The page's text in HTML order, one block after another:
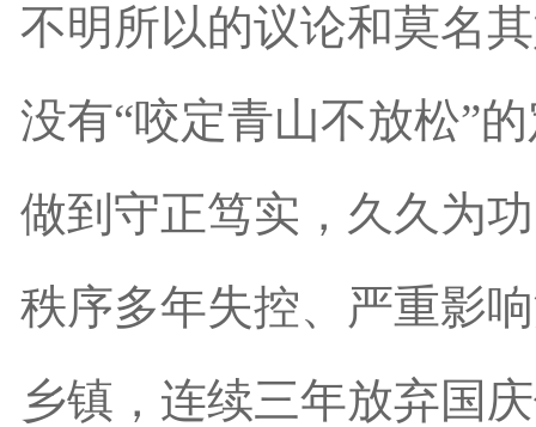
不明所以的议论和莫名
没有“咬定青山不放松”
做到守正笃实，久久为
秩序多年失控、严重影
乡镇，连续三年放弃国